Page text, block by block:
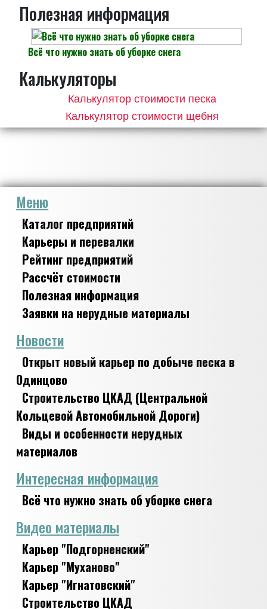
Полезная информация
Всё что нужно знать об уборке снега
Калькуляторы
Калькулятор стоимости песка
Калькулятор стоимости щебня
Меню
Каталог предприятий
Карьеры и перевалки
Рейтинг предприятий
Рассчёт стоимости
Полезная информация
Заявки на нерудные материалы
Новости
Открыт новый карьер по добыче песка в
Одинцово
Строительство ЦКАД (Центральной
Кольцевой Автомобильной Дороги)
Виды и особенности нерудных
материалов
Интересная информация
Всё что нужно знать об уборке снега
Видео материалы
Карьер "Подгорненский"
Карьер "Муханово"
Карьер "Игнатовский"
Строительство ЦКАД